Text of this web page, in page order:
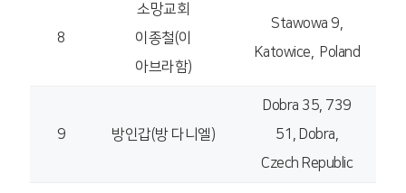
8
소망교회
이종철(이
아브라함)
Stawowa 9,
Katowice, Poland
9 방인갑(방 다니엘)
Dobra 35, 739
51, Dobra,
Czech Republic